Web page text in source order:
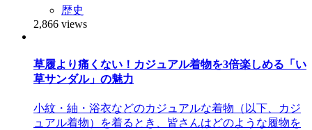
歴史
2,866 views
草履より痛くない！カジュアル着物を3倍楽しめる「い
草サンダル」の魅力
小紋・紬・浴衣などのカジュアルな着物（以下、カジ
ュアル着物）を着るとき、皆さんはどのような履物を